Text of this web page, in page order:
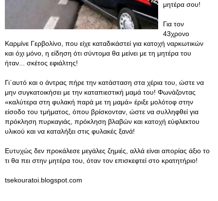
μητέρα σου!
Για τον
43χρονο
Καρμίνε Γερβολίνο, που είχε καταδικάστεί για κατοχή ναρκωτικών
και όχι μόνο, η είδηση ότι σύντομα θα μείνει με τη μητέρα του
ήταν... σκέτος εφιάλτης!
Γι΄αυτό και ο άντρας πήρε την κατάσταση στα χέρια του, ώστε να
μην συγκατοικήσει με την καταπιεστική μαμά του! Φωνάζοντας
«καλύτερα στη φυλακή παρά με τη μαμά» έριξε μολότοφ στην
είσοδο του τμήματος, όπου βρίσκονταν, ώστε να συλληφθεί για
πρόκληση πυρκαγιάς, πρόκληση βλαβών και κατοχή εύφλεκτου
υλικού και να καταλήξει στις φυλακές ξανά!
Ευτυχώς δεν προκάλεσε μεγάλες ζημιές, αλλά είναι απορίας άξιο το
τι θα πει στην μητέρα του, όταν τον επισκεφτεί στο κρατητήριο!
tsekouratoi.blogspot.com